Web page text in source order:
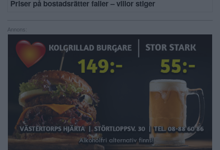
Priser på bostadsrätter faller – villor stiger
Annons: